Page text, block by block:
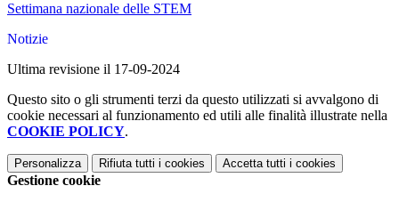
Settimana nazionale delle STEM
Notizie
Ultima revisione il 17-09-2024
Questo sito o gli strumenti terzi da questo utilizzati si avvalgono di
cookie necessari al funzionamento ed utili alle finalità illustrate nella
COOKIE POLICY.
Personalizza Rifiuta tutti i cookies Accetta tutti i cookies
Gestione cookie